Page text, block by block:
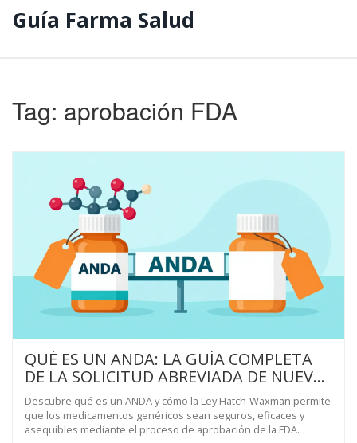
Guía Farma Salud
Tag: aprobación FDA
QUÉ ES UN ANDA: LA GUÍA COMPLETA
DE LA SOLICITUD ABREVIADA DE NUEVO
MEDICAMENTO
Descubre qué es un ANDA y cómo la Ley Hatch-Waxman permite
que los medicamentos genéricos sean seguros, eficaces y
asequibles mediante el proceso de aprobación de la FDA.